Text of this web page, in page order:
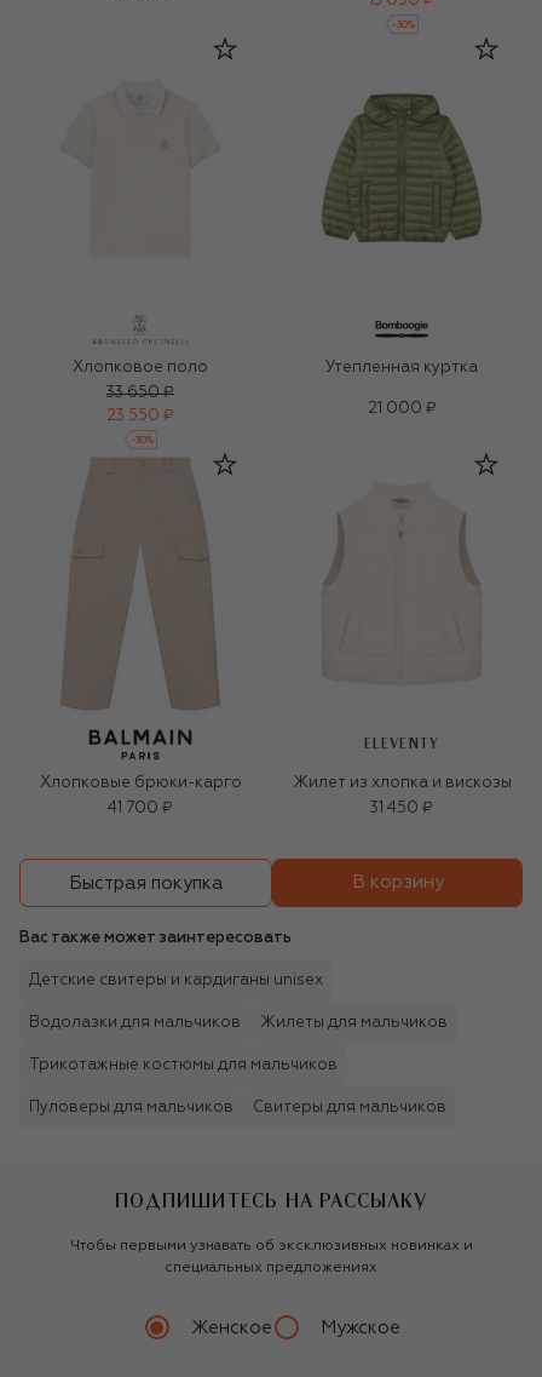
-30%
Хлопковое поло
33 650 ₽
23 550 ₽
-30%
Утепленная куртка
21 000 ₽
Хлопковые брюки-карго
41 700 ₽
ELEVENTY
Жилет из хлопка и вискозы
31 450 ₽
Быстрая покупка В корзину
Вас также может заинтересовать
Детские свитеры и кардиганы unisex
Водолазки для мальчиков Жилеты для мальчиков
Трикотажные костюмы для мальчиков
Пуловеры для мальчиков Свитеры для мальчиков
ПОДПИШИТЕСЬ НА РАССЫЛКУ
Чтобы первыми узнавать об эксклюзивных новинках и
специальных предложениях
Женское Мужское